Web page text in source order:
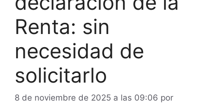
Renta: sin
necesidad de
solicitarlo
8 de noviembre de 2025 a las 09:06 por